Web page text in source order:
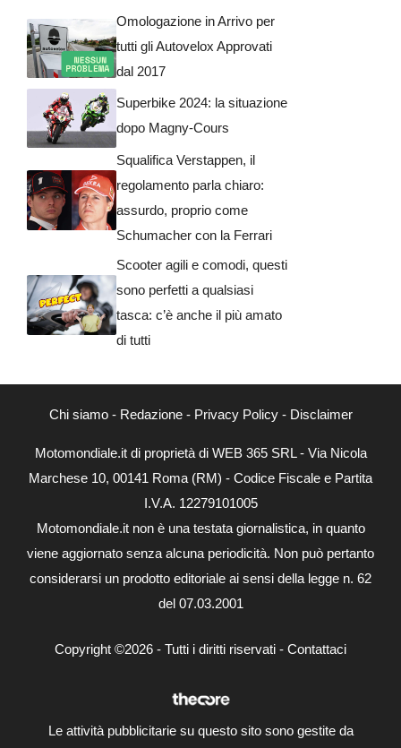
Omologazione in Arrivo per
tutti gli Autovelox Approvati
dal 2017
Superbike 2024: la situazione
dopo Magny-Cours
Squalifica Verstappen, il
regolamento parla chiaro:
assurdo, proprio come
Schumacher con la Ferrari
Scooter agili e comodi, questi
sono perfetti a qualsiasi
tasca: c’è anche il più amato
di tutti
Chi siamo- Redazione- Privacy Policy- Disclaimer
Motomondiale.it di proprietà di WEB 365 SRL - Via Nicola
Marchese 10, 00141 Roma (RM) - Codice Fiscale e Partita
I.V.A. 12279101005
Motomondiale.it non è una testata giornalistica, in quanto
viene aggiornato senza alcuna periodicità. Non può pertanto
considerarsi un prodotto editoriale ai sensi della legge n. 62
del 07.03.2001
Copyright ©2026 - Tutti i diritti riservati - Contattaci
Le attività pubblicitarie su questo sito sono gestite da